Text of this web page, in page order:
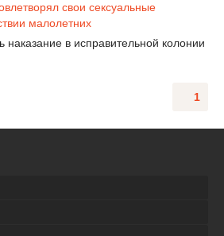
наказание в исправительной колонии
1